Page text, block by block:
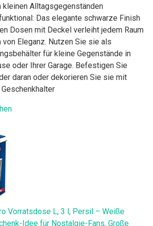
kleinen Alltagsgegenständen
Das elegante schwarze Finish
Dosen mit Deckel verleiht jedem Raum
von Eleganz. Nutzen Sie sie als
für kleine Gegenstände in
oder Ihrer Garage. Befestigen Sie
daran oder dekorieren Sie sie mit
Vorratsdose L, 3 l, Persil – Weiße
Idee für Nostalgie-Fans, Große